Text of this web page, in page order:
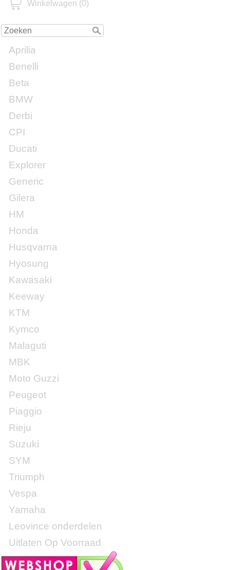
Winkelwagen (0)
Aprilia
Benelli
Beta
BMW
Derbi
CPI
Ducati
Explorer
Generic
Gilera
HM
Honda
Husqvarna
Hyosung
Kawasaki
Keeway
KTM
Kymco
Malaguti
MBK
Moto Guzzi
Peugeot
Piaggio
Rieju
Suzuki
SYM
Triumph
Vespa
Yamaha
Leovince onderdelen
Uitlaten Op Voorraad